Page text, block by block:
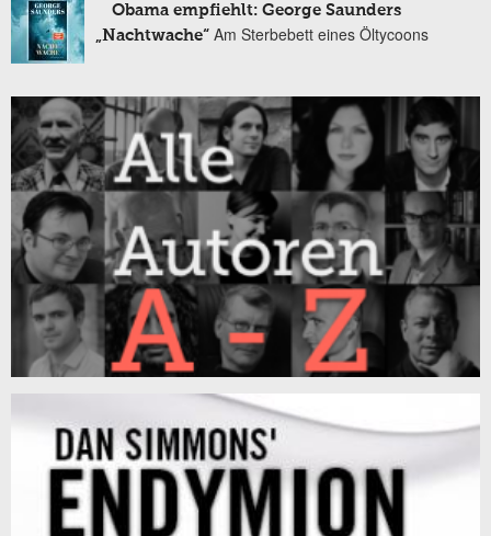
Obama empfiehlt: George Saunders
„Nachtwache“ Am Sterbebett eines Öltycoons